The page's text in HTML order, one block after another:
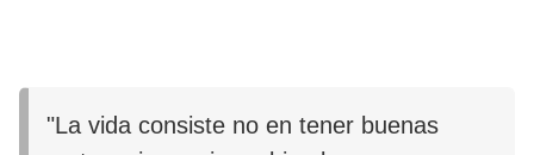
"La vida consiste no en tener buenas